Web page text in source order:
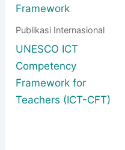
Publikasi Internasional
UNESCO ICT
Competency
Framework for
Teachers (ICT-CFT)